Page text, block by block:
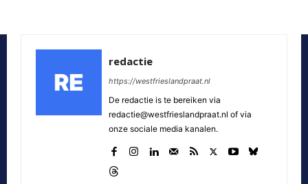
redactie
https://westfrieslandpraat.nl
De redactie is te bereiken via
redactie@westfrieslandpraat.nl of via
onze sociale media kanalen.